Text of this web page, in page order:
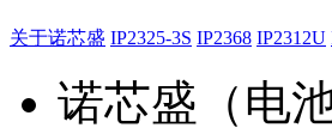
关于诺芯盛 IP2325-3S IP2368 IP2312U
诺芯盛（电